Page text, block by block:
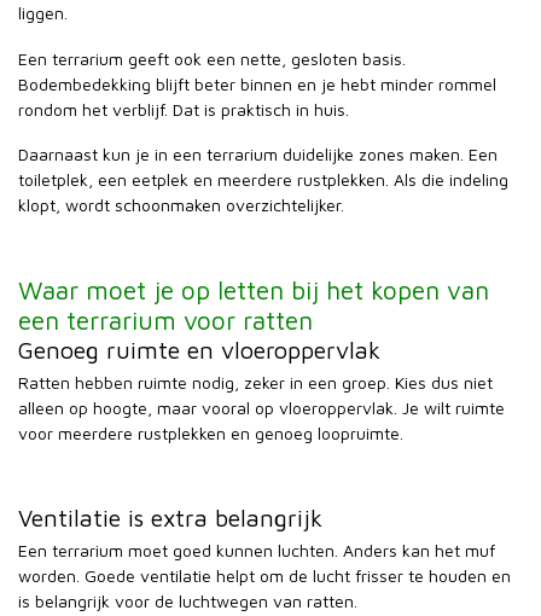
liggen.
Een terrarium geeft ook een nette, gesloten basis.
Bodembedekking blijft beter binnen en je hebt minder rommel
rondom het verblijf. Dat is praktisch in huis.
Daarnaast kun je in een terrarium duidelijke zones maken. Een
toiletplek, een eetplek en meerdere rustplekken. Als die indeling
klopt, wordt schoonmaken overzichtelijker.
Waar moet je op letten bij het kopen van
een terrarium voor ratten
Genoeg ruimte en vloeroppervlak
Ratten hebben ruimte nodig, zeker in een groep. Kies dus niet
alleen op hoogte, maar vooral op vloeroppervlak. Je wilt ruimte
voor meerdere rustplekken en genoeg loopruimte.
Ventilatie is extra belangrijk
Een terrarium moet goed kunnen luchten. Anders kan het muf
worden. Goede ventilatie helpt om de lucht frisser te houden en
is belangrijk voor de luchtwegen van ratten.